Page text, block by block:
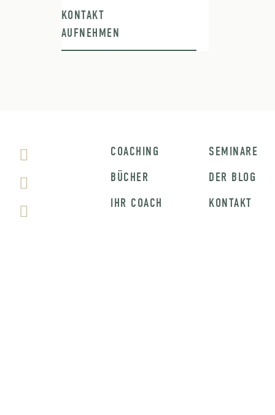
KONTAKT
AUFNEHMEN
COACHING
BÜCHER
IHR COACH
SEMINARE
DER BLOG
KONTAKT